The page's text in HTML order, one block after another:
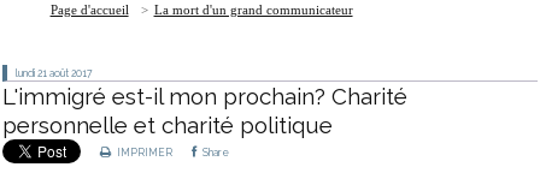
Page d'accueil La mort d'un grand communicateur
lundi 21 août 2017
L'immigré est-il mon prochain? Charité
personnelle et charité politique
IMPRIMER Share